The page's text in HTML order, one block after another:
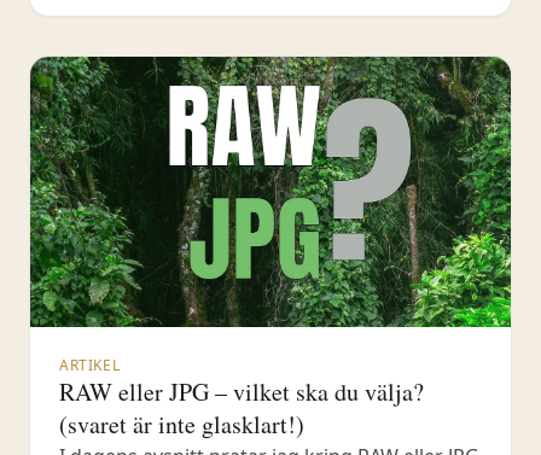
färger i
ARTIKEL
RAW eller JPG – vilket ska du välja?
(svaret är inte glasklart!)